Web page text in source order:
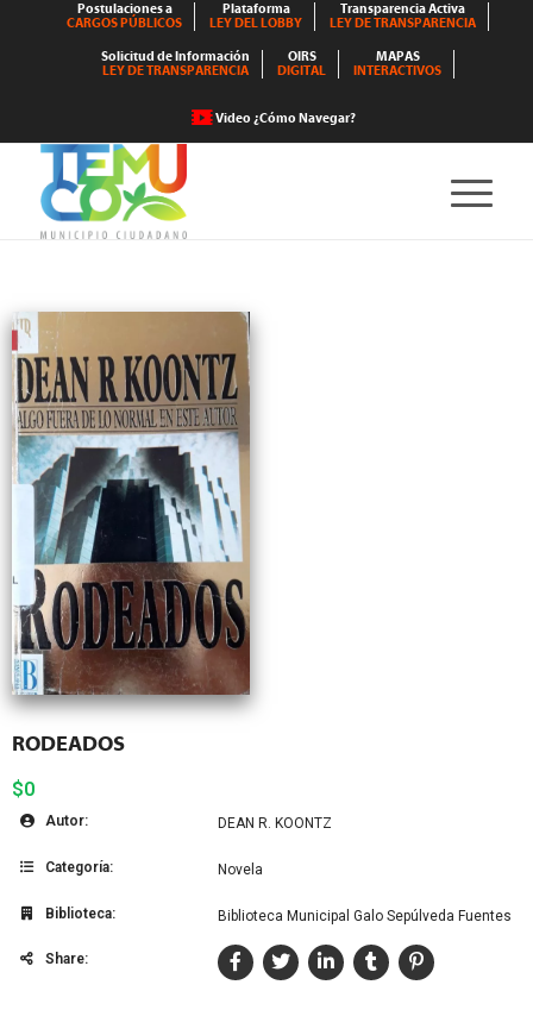
Postulaciones a
CARGOS PÚBLICOS
Plataforma
LEY DEL LOBBY
Transparencia Activa
LEY DE TRANSPARENCIA
Solicitud de Información
LEY DE TRANSPARENCIA
OIRS
DIGITAL
MAPAS
INTERACTIVOS
Video ¿Cómo Navegar?
RODEADOS
$0
Autor: DEAN R. KOONTZ
Categoría: Novela
Biblioteca: Biblioteca Municipal Galo Sepúlveda Fuentes
Share: